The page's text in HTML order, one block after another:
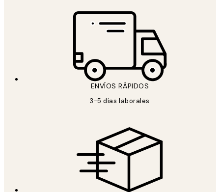
ENVÍOS RÁPIDOS
3-5 días laborales